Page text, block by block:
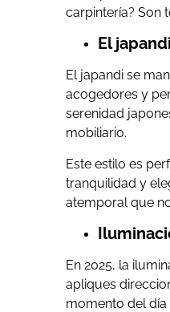
carpintería? Son
El
El japandi se
acogedores y
serenidad
mobiliario.
Este estilo es
tranquilidad y
atemporal que
En 2025, la
apliques
momento del día